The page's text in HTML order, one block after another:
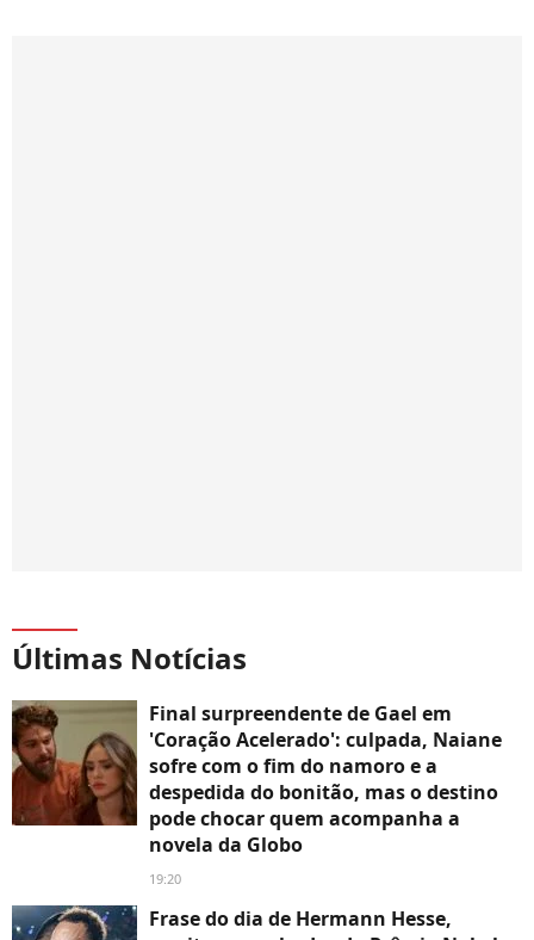
Últimas Notícias
Final surpreendente de Gael em
'Coração Acelerado': culpada, Naiane
sofre com o fim do namoro e a
despedida do bonitão, mas o destino
pode chocar quem acompanha a
novela da Globo
19:20
Frase do dia de Hermann Hesse,